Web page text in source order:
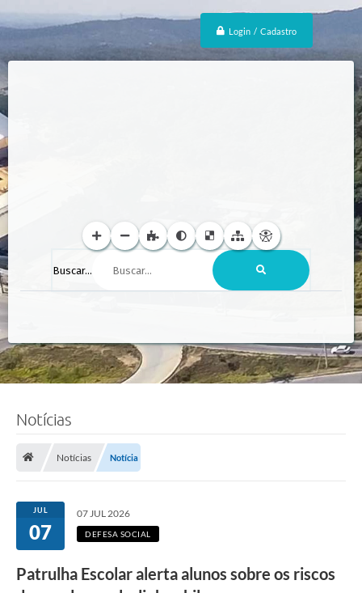
Login / Cadastro
Buscar...
Notícias
Notícias Notícia
JUL
07
07 JUL 2026
DEFESA SOCIAL
Patrulha Escolar alerta alunos sobre os riscos
F
m